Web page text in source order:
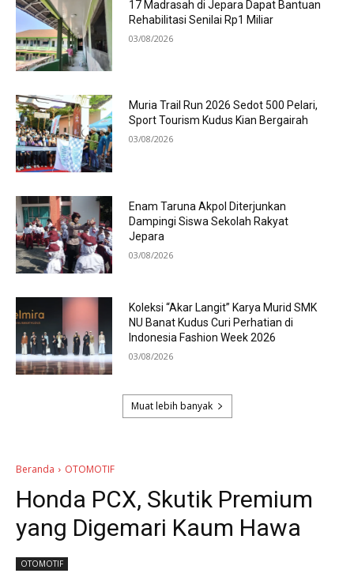
17 Madrasah di Jepara Dapat Bantuan
Rehabilitasi Senilai Rp1 Miliar
03/08/2026
Muria Trail Run 2026 Sedot 500 Pelari,
Sport Tourism Kudus Kian Bergairah
03/08/2026
Enam Taruna Akpol Diterjunkan
Dampingi Siswa Sekolah Rakyat
Jepara
03/08/2026
Koleksi “Akar Langit” Karya Murid SMK
NU Banat Kudus Curi Perhatian di
Indonesia Fashion Week 2026
03/08/2026
Muat lebih banyak